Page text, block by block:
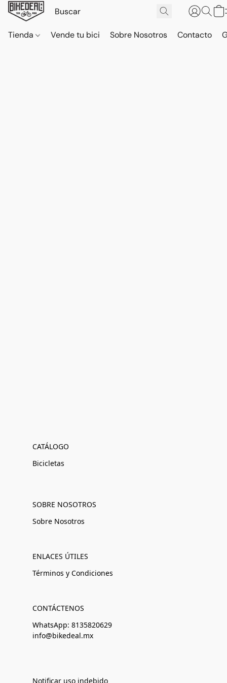
Tienda Vende tu bici Sobre Nosotros Contacto
CATÁLOGO
Bicicletas
SOBRE NOSOTROS
Sobre Nosotros
ENLACES ÚTILES
Términos y Condiciones
CONTÁCTENOS
WhatsApp: 8135820629
info@bikedeal.mx
Notificar uso indebido